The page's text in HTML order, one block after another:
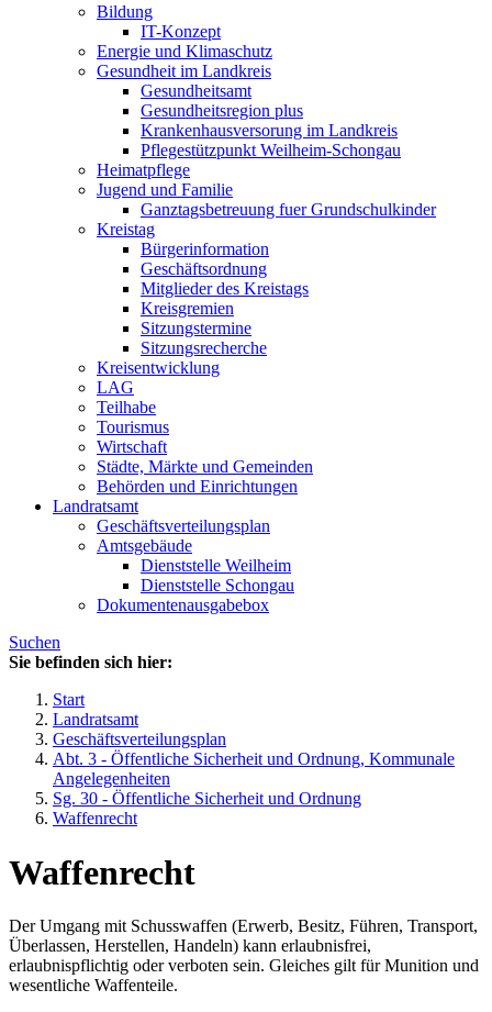
Bildung
IT-Konzept
Energie und Klimaschutz
Gesundheit im Landkreis
Gesundheitsamt
Gesundheitsregion plus
Krankenhausversorung im Landkreis
Pflegestützpunkt Weilheim-Schongau
Heimatpflege
Jugend und Familie
Ganztagsbetreuung fuer Grundschulkinder
Kreistag
Bürgerinformation
Geschäftsordnung
Mitglieder des Kreistags
Kreisgremien
Sitzungstermine
Sitzungsrecherche
Kreisentwicklung
LAG
Teilhabe
Tourismus
Wirtschaft
Städte, Märkte und Gemeinden
Behörden und Einrichtungen
Landratsamt
Geschäftsverteilungsplan
Amtsgebäude
Dienststelle Weilheim
Dienststelle Schongau
Dokumentenausgabebox
Suchen
Sie befinden sich hier:
Start
Landratsamt
Geschäftsverteilungsplan
Abt. 3 - Öffentliche Sicherheit und Ordnung, Kommunale
Angelegenheiten
Sg. 30 - Öffentliche Sicherheit und Ordnung
Waffenrecht
Waffenrecht
Der Umgang mit Schusswaffen (Erwerb, Besitz, Führen, Transport,
Überlassen, Herstellen, Handeln) kann erlaubnisfrei,
erlaubnispflichtig oder verboten sein. Gleiches gilt für Munition und
wesentliche Waffenteile.